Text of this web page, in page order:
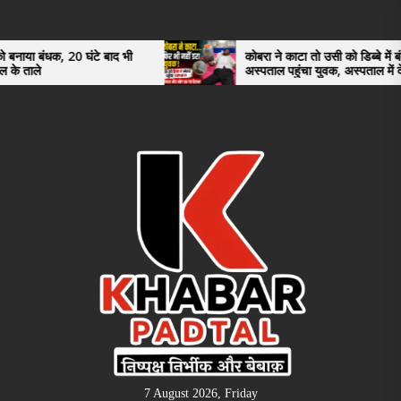
the
content
बाद भी
कोबरा ने काटा तो उसी को डिब्बे में बंद कर
अस्पताल पहुंचा युवक, अस्पताल में देखकर डॉक्टर
भी रह गए हैरान
7 August 2026, Friday